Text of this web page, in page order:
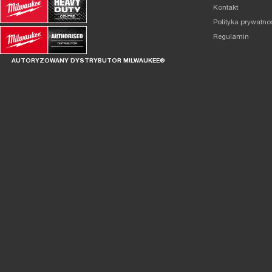
AUTORYZOWANY DYSTRYBUTOR MILWAUKEE®
Kontakt
Polityka
Regulamin